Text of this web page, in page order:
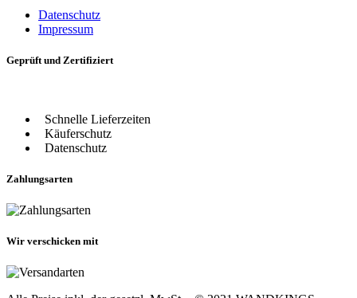
Datenschutz
Impressum
Geprüft und Zertifiziert
Schnelle Lieferzeiten
Käuferschutz
Datenschutz
Zahlungsarten
Wir verschicken mit